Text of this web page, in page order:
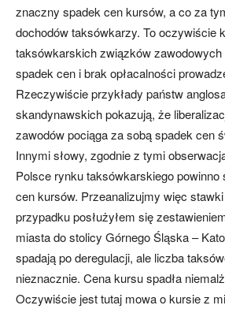
znaczny spadek cen kursów, a co za
dochodów taksówkarzy. To oczywiście
taksówkarskich związków zawodowych
spadek cen i brak opłacalności
Rzeczywiście przykłady państw
skandynawskich pokazują, że
zawodów pociąga za sobą spadek cen
Innymi słowy, zgodnie z tymi
Polsce rynku taksówkarskiego powinno
cen kursów. Przeanalizujmy więc
przypadku posłużyłem się
miasta do stolicy Górnego Śląska –
spadają po deregulacji, ale liczba
nieznacznie. Cena kursu spadła
Oczywiście jest tutaj mowa o kursie z